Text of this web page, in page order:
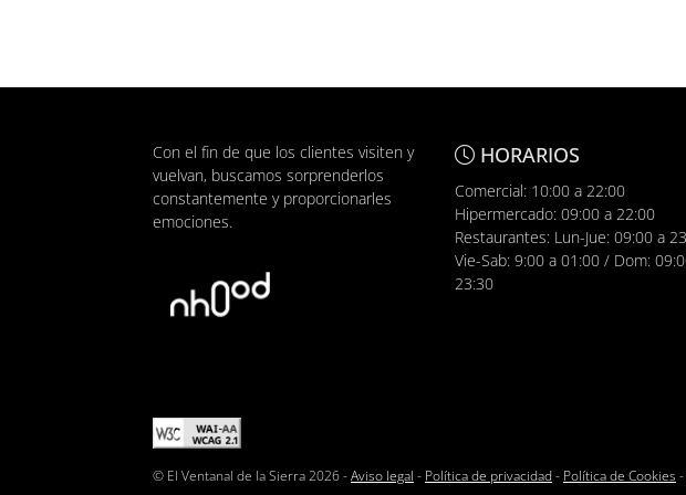
Con el fin de que los clientes visiten y
vuelvan, buscamos sorprenderlos
constantemente y proporcionarles
emociones.
HORARIOS
Comercial: 10:00 a 22:00
Hipermercado: 09:00 a 22:00
Restaurantes: Lun-Jue: 09:00 a
Vie-Sab: 9:00 a 01:00 / Dom:
23:30
© El Ventanal de la Sierra 2026 -Aviso legal - Política de privacidad- Política de Cookies -